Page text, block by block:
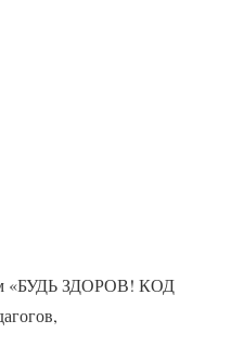
«БУДЬ ЗДОРОВ! КОД